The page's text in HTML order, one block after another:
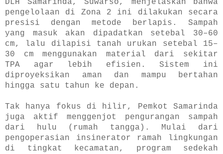
DLH Samarinda, Suwarso, menjelaskan bahwa
pengelolaan di Zona 2 ini dilakukan secara
presisi dengan metode berlapis. Sampah
yang masuk akan dipadatkan setebal 30–60
cm, lalu dilapisi tanah urukan setebal 15–
30 cm menggunakan material dari sekitar
TPA agar lebih efisien. Sistem ini
diproyeksikan aman dan mampu bertahan
hingga satu tahun ke depan.
Tak hanya fokus di hilir, Pemkot Samarinda
juga aktif menggenjot pengurangan sampah
dari hulu (rumah tangga). Mulai dari
pengoperasian insinerator ramah lingkungan
di tingkat kecamatan, program sedekah